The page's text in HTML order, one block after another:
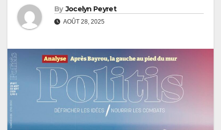
By Jocelyn Peyret
AOÛT 28, 2025